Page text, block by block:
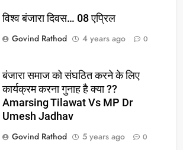
विश्व बंजारा दिवस… 08 एप्रिल
Govind Rathod
4 years ago 0
बंजारा समाज को संघठित करने के लिए
कार्यक्रम करना गुनाह है क्या ??
Amarsing Tilawat Vs MP Dr
Umesh Jadhav
Govind Rathod
5 years ago 0